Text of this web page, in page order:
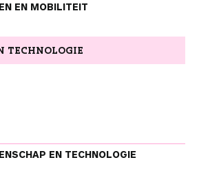
EN MOBILITEIT
TECHNOLOGIE
EN TECHNOLOGIE